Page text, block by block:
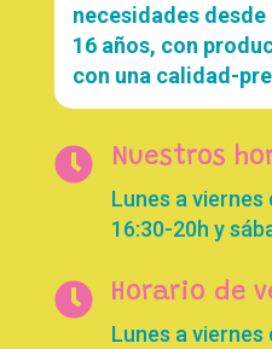
necesidades
16 años, con
con una calidad-
 Nuestros
Lunes a viernes
16:30-20h y
 Horario de
Lunes a viernes